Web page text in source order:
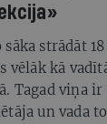
strādāt
vēlāk kā
Tagad viņa ir
un vada